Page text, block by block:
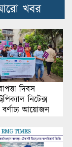
আরো খবর
দিবস
নিটেক্স
বর্ণাঢ্য আয়োজন